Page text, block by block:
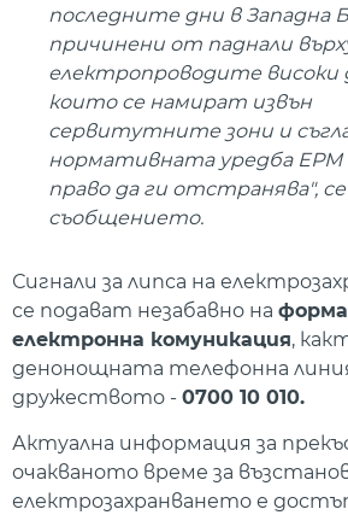
последните дни в Западна
причинени от паднали
електропроводите високи
които се намират извън
сервитутните зони и
нормативната уредба ЕРМ
право да ги отстранява", се
съобщението.
Сигнали за липса на
се подават незабавно на
електронна комуникация,
денонощната телефонна
дружеството - 0700 10 010.
Актуална информация за
очакваното време за
електрозахранването е